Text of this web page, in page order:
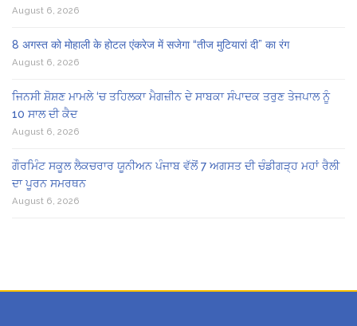
August 6, 2026
8 अगस्त को मोहाली के होटल एंकरेज में सजेगा “तीज मुटियारां दी” का रंग
August 6, 2026
ਜਿਨਸੀ ਸ਼ੋਸ਼ਣ ਮਾਮਲੇ ‘ਚ ਤਹਿਲਕਾ ਮੈਗਜ਼ੀਨ ਦੇ ਸਾਬਕਾ ਸੰਪਾਦਕ ਤਰੁਣ ਤੇਜਪਾਲ ਨੂੰ
10 ਸਾਲ ਦੀ ਕੈਦ
August 6, 2026
ਗੌਰਮਿੰਟ ਸਕੂਲ ਲੈਕਚਰਾਰ ਯੂਨੀਅਨ ਪੰਜਾਬ ਵੱਲੋਂ 7 ਅਗਸਤ ਦੀ ਚੰਡੀਗੜ੍ਹ ਮਹਾਂ ਰੈਲੀ
ਦਾ ਪੂਰਨ ਸਮਰਥਨ
August 6, 2026